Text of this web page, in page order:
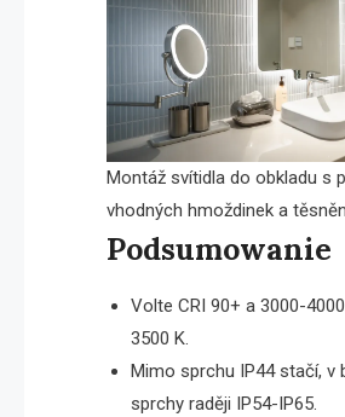
Montáž svítidla do obkladu s
vhodných hmoždinek a
Podsumowanie
Volte CRI 90+ a 3000-
3500 K.
Mimo sprchu IP44 stačí, v
sprchy raději IP54-IP65.